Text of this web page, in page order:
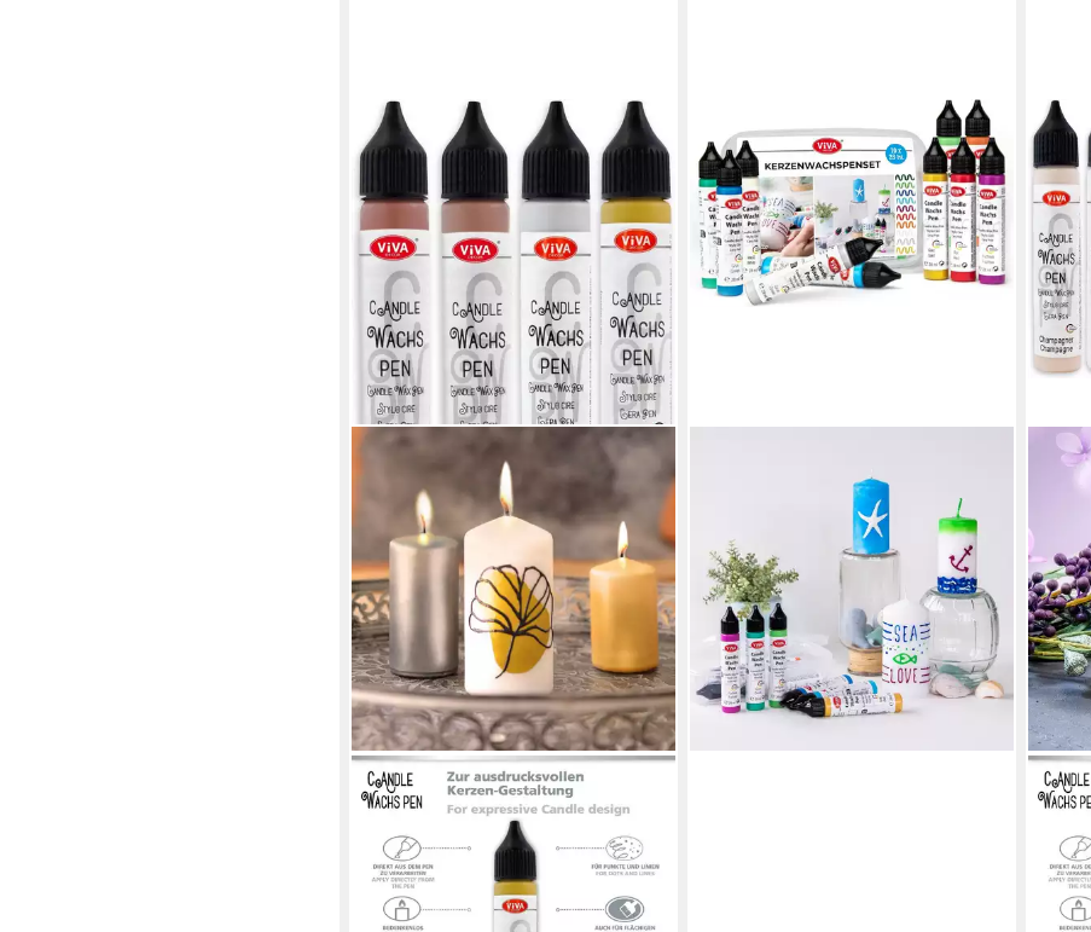
LM-KREATIV
Kerzenmalfarbe Wachs Pen Set
Classic Queen – 4 Farben je 28 ml,
Kerzenstifte-Set, deckend, mischbar,
feine Spitze
11,95 €
13,95 €
Kerzenmalfarbe Wachs Pen Set
Unterwasserwelt – 10 Farben je 28
ml, Kerzenstifte-Set, deckend,
mischbar, feine Spitze
15,95 € UVP
(56,96 €/ 1 l)
-11%
lieferbar - in 2-3 Werktagen bei dir
LM-
feine
12,95